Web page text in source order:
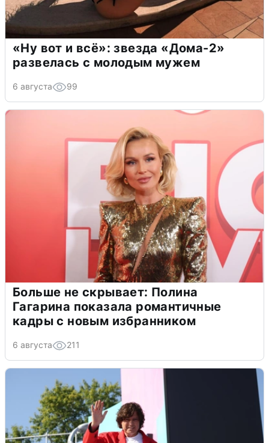
«Ну вот и всё»: звезда «Дома-2»
развелась с молодым мужем
6 августа 99
Больше не скрывает: Полина
Гагарина показала романтичные
кадры с новым избранником
6 августа 211